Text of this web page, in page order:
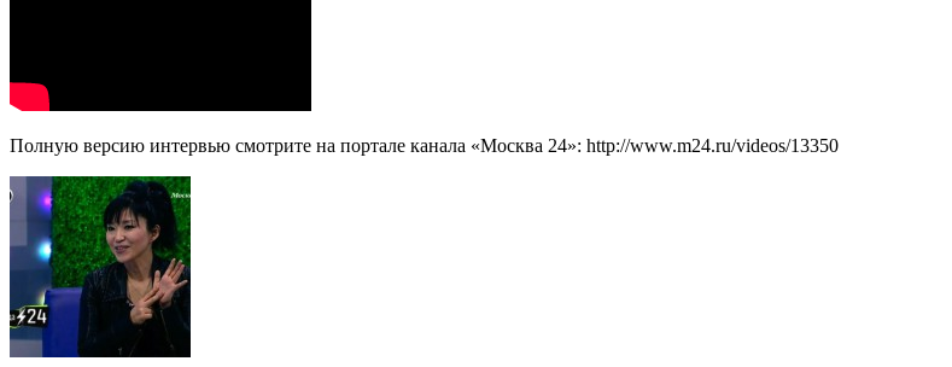
Полную версию интервью смотрите на портале канала «Москва 24»: http://www.m24.ru/videos/13350